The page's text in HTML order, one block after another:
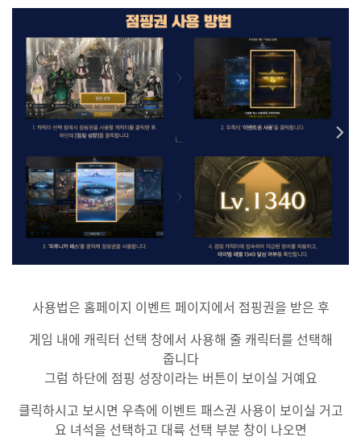
사용법은 홈페이지 이벤트 페이지에서 점핑권을 받은 후
게임 내에 캐릭터 선택 창에서 사용해 줄 캐릭터를 선택해
줍니다
그럼 하단에 점핑 성장이라는 버튼이 보이실 거예요
클릭하시고 보시면 우측에 이벤트 패스권 사용이 보이실 거고
요 녀석을 선택하고 대륙 선택 부분 창이 나오면